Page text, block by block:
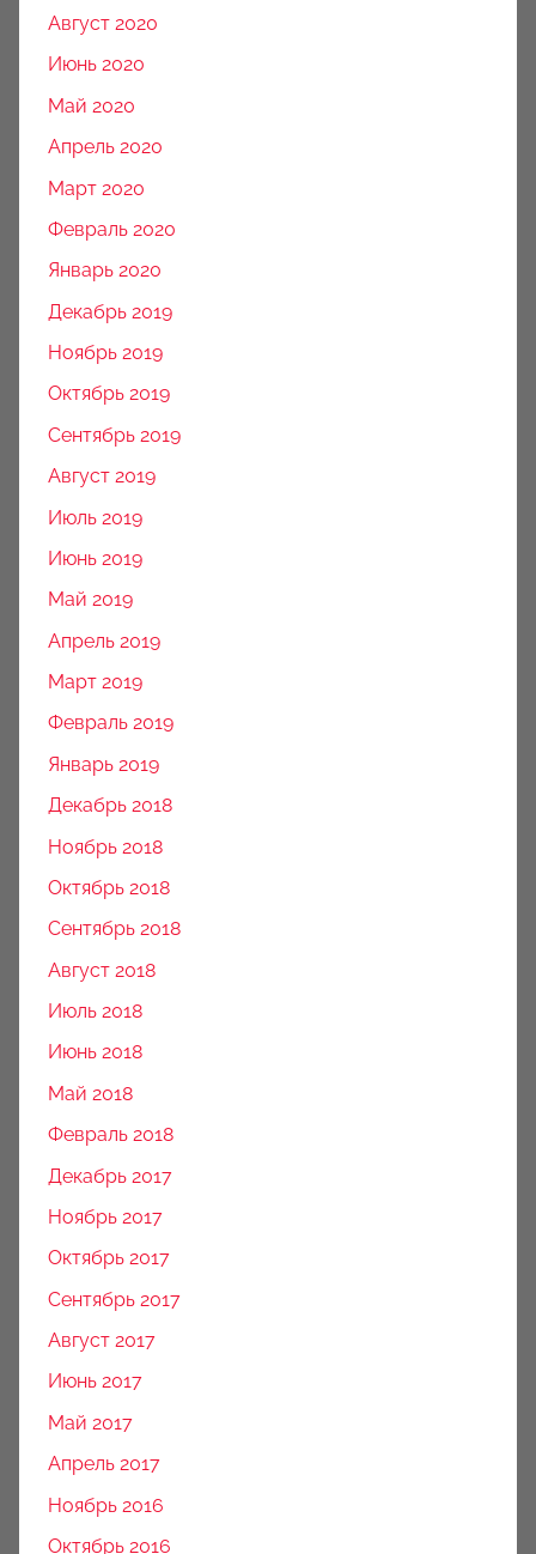
Август 2020
Июнь 2020
Май 2020
Апрель 2020
Март 2020
Февраль 2020
Январь 2020
Декабрь 2019
Ноябрь 2019
Октябрь 2019
Сентябрь 2019
Август 2019
Июль 2019
Июнь 2019
Май 2019
Апрель 2019
Март 2019
Февраль 2019
Январь 2019
Декабрь 2018
Ноябрь 2018
Октябрь 2018
Сентябрь 2018
Август 2018
Июль 2018
Июнь 2018
Май 2018
Февраль 2018
Декабрь 2017
Ноябрь 2017
Октябрь 2017
Сентябрь 2017
Август 2017
Июнь 2017
Май 2017
Апрель 2017
Ноябрь 2016
Октябрь 2016